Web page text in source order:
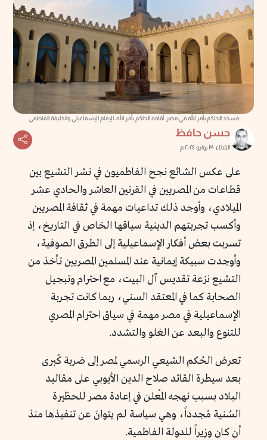
مسجد الحاكم بأمر الله في مصر. أقامه الحاكم بأمر الله، الإمام الإسماعيلي والخليفة الفاطمي
حسن حافظ
الثلاثاء ٣٠ يوليو ٢٠٢٤ م
على عكس الشائع نجح الفاطميون في نشر التشيع بين
قطاعات من المصريين في القرنين العاشر والحادي عشر
الميلادي، وأوجد ذلك تداعيات مهمة في ثقافة المصريين
وأكسب تجربتهم الدينية سياقها الخاص في التاريخ، إذ
تسربت بعض أفكار الإسماعيلية إلى الطرق الصوفية،
وأوجدت سبيكة إيمانية عند المسلمين المصريين تأخذ من
التشيع نزعة تقديس آل البيت، مع احترام وتبجيل
الصحابة كما في المعتقد السني، ربما كانت تجربة
الإسماعيلية في مصر مهمة في سياق احترام المصري
للتنوع والبعد عن الغلو والتشدد.
تعرض الحُكم الشيعي الرسمي لمصر إلى ضربة كُبرى
بعد سيطرة القائد صلاح الدين الأيوبي على مقاليد
البلاد بسبب نهجه المُعلن في إعادة مصر للحظيرة
السُنية مُجدداً، وهي سياسة لم يتوانَ عن تنفيذها منذ
أن كان وزيراً للدولة الفاطمية.